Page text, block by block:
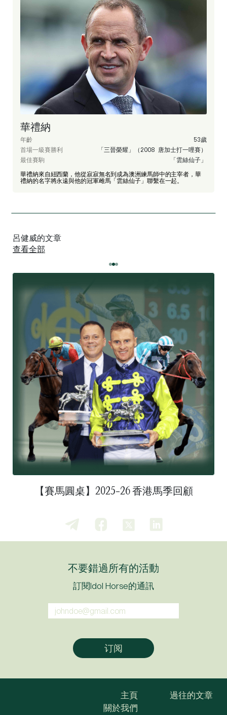
華禮納
年齡
53歲
首場一級賽勝利
「三晉榮耀」（2008 唐加士打一哩賽）
最佳賽駒
「雲絲仙子」
華禮納來自紐西蘭，他從寂寂無名到成為澳洲練馬師中的主宰者，華
禮納的名字將永遠與他的冠軍雌馬「雲絲仙子」聯繫在一起。
呂健威的文章
查看全部
【賽馬圓桌】2025-26 香港馬季回顧
不要錯過所有的活動
訂閱Idol Horse的通訊
主頁
關於我們
過往的文章